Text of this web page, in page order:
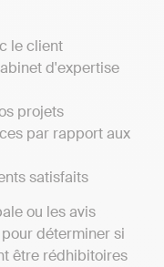
le client
d'expertise
projets
par rapport aux
satisfaits
ou les avis
déterminer si
être rédhibitoires